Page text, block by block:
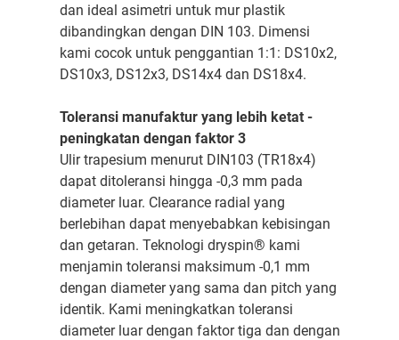
dan ideal asimetri untuk mur plastik
dibandingkan dengan DIN 103. Dimensi
kami cocok untuk penggantian 1:1: DS10x2,
DS10x3, DS12x3, DS14x4 dan DS18x4.
Toleransi manufaktur yang lebih ketat -
peningkatan dengan faktor 3
Ulir trapesium menurut DIN103 (TR18x4)
dapat ditoleransi hingga -0,3 mm pada
diameter luar. Clearance radial yang
berlebihan dapat menyebabkan kebisingan
dan getaran. Teknologi dryspin® kami
menjamin toleransi maksimum -0,1 mm
dengan diameter yang sama dan pitch yang
identik. Kami meningkatkan toleransi
diameter luar dengan faktor tiga dan dengan